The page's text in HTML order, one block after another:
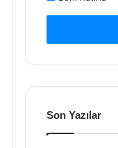
Son Yazılar